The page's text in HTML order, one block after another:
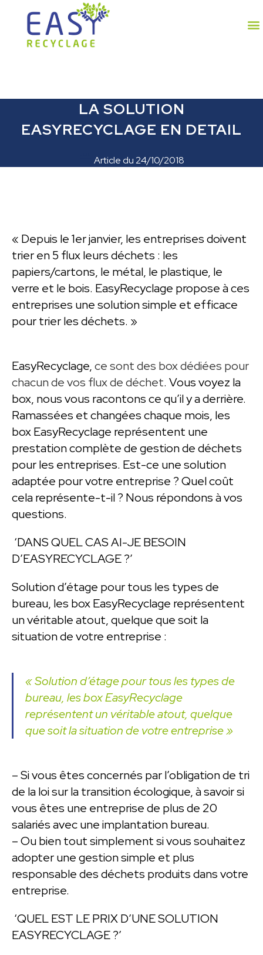
LA SOLUTION
EASYRECYCLAGE EN DETAIL
Article du24/10/2018
« Depuis le 1er janvier, les entreprises doivent
trier en 5 flux leurs déchets : les
papiers/cartons, le métal, le plastique, le
verre et le bois. EasyRecyclage propose à ces
entreprises une solution simple et efficace
pour trier les déchets. »
EasyRecyclage,ce sont des box dédiées pour
chacun de vos flux de déchet. Vous voyez la
box, nous vous racontons ce qu’il y a derrière.
Ramassées et changées chaque mois, les
box EasyRecyclage représentent une
prestation complète de gestion de déchets
pour les entreprises. Est-ce une solution
adaptée pour votre entreprise ? Quel coût
cela représente-t-il ? Nous répondons à vos
questions.
‘DANS QUEL CAS AI-JE BESOIN
D’EASYRECYCLAGE ?’
Solution d’étage pour tous les types de
bureau, les box EasyRecyclage représentent
un véritable atout, quelque que soit la
situation de votre entreprise :
« Solution d’étage pour tous les types de
bureau, les box EasyRecyclage
représentent un véritable atout, quelque
que soit la situation de votre entreprise »
– Si vous êtes concernés par l’obligation de tri
de la loi sur la transition écologique, à savoir si
vous êtes une entreprise de plus de 20
salariés avec une implantation bureau.
– Ou bien tout simplement si vous souhaitez
adopter une gestion simple et plus
responsable des déchets produits dans votre
entreprise.
‘QUEL EST LE PRIX D’UNE SOLUTION
EASYRECYCLAGE ?’